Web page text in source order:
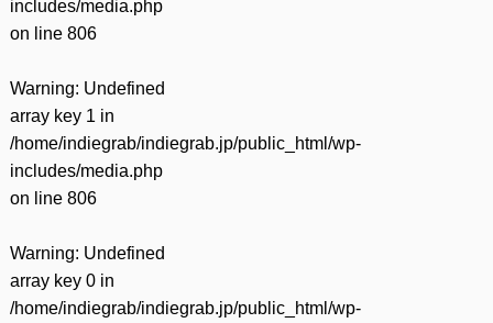
includes/media.php
on line 806
Warning: Undefined
array key 1 in
/home/indiegrab/indiegrab.jp/public_html/wp-
includes/media.php
on line 806
Warning: Undefined
array key 0 in
/home/indiegrab/indiegrab.jp/public_html/wp-